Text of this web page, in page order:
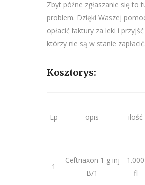
Zbyt późne zgłaszanie się to
problem. Dzięki Waszej
opłacić faktury za leki i
którzy nie są w stanie
Kosztorys:
Lp opis ilość
1
Ceftriaxon 1 g inj
B/1
1.000
fl